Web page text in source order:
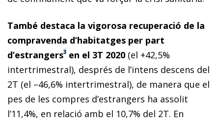
També destaca la vigorosa recuperació de la
compravenda d’habitatges per part
d’estrangers3 en el 3T 2020 (el +42,5%
intertrimestral), després de l’intens descens del
2T (el –46,6% intertrimestral), de manera que el
pes de les compres d’estrangers ha assolit
l’11,4%, en relació amb el 10,7% del 2T. En